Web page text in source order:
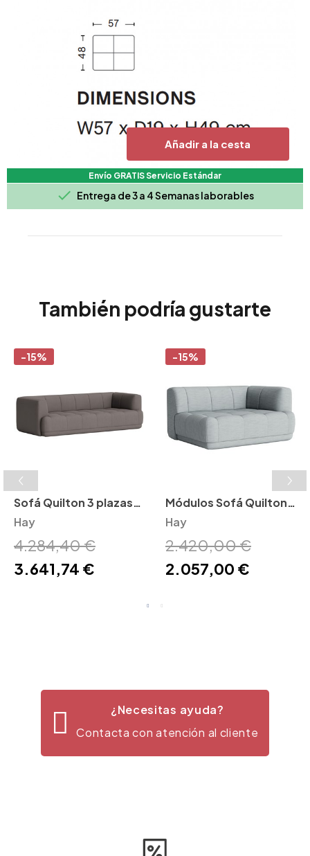
Añadir a la cesta
Envío GRATIS Servicio Estándar
 Entrega de 3 a 4 Semanas laborables
También podría gustarte
-15%
Sofá Quilton 3 plazas
Hay
Hay
4.284,40 €
3.641,74 €
-15%
Módulos Sofá Quilton
Hay
Hay
2.420,00 €
2.057,00 €
¿Necesitas ayuda?
Contacta con atención al cliente